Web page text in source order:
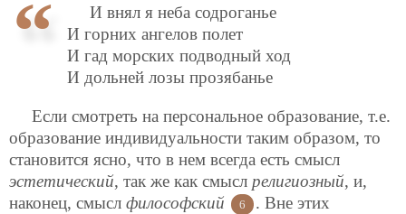
И внял я неба содроганье
И горних ангелов полет
И гад морских подводный ход
И дольней лозы прозябанье
Если смотреть на персональное образование, т.е.
образование индивидуальности таким образом, то
становится ясно, что в нем всегда есть смысл
эстетический, так же как смысл религиозный, и,
наконец, смысл философский 6
. Вне этих